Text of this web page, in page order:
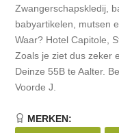
Zwangerschapskledij,
babyartikelen, mutsen
Waar? Hotel Capitole,
Zoals je ziet dus zeker
Deinze 55B te Aalter.
Voorde J.
MERKEN: